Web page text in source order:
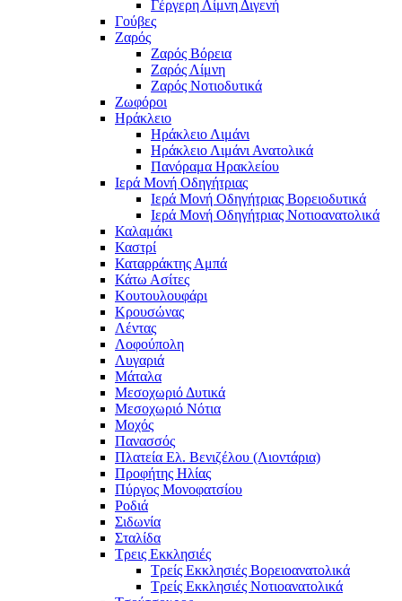
Γέργερη Λίμνη Διγενή
Γούβες
Ζαρός
Ζαρός Βόρεια
Ζαρός Λίμνη
Ζαρός Νοτιοδυτικά
Ζωφόροι
Ηράκλειο
Ηράκλειο Λιμάνι
Ηράκλειο Λιμάνι Ανατολικά
Πανόραμα Ηρακλείου
Ιερά Μονή Οδηγήτριας
Ιερά Μονή Οδηγήτριας Βορειοδυτικά
Ιερά Μονή Οδηγήτριας Νοτιοανατολικά
Καλαμάκι
Καστρί
Καταρράκτης Αμπά
Κάτω Ασίτες
Κουτουλουφάρι
Κρουσώνας
Λέντας
Λοφούπολη
Λυγαριά
Μάταλα
Μεσοχωριό Δυτικά
Μεσοχωριό Νότια
Μοχός
Πανασσός
Πλατεία Ελ. Βενιζέλου (Λιοντάρια)
Προφήτης Ηλίας
Πύργος Μονοφατσίου
Ροδιά
Σιδωνία
Σταλίδα
Τρεις Εκκλησιές
Τρείς Εκκλησιές Βορειοανατολικά
Τρείς Εκκλησιές Νοτιοανατολικά